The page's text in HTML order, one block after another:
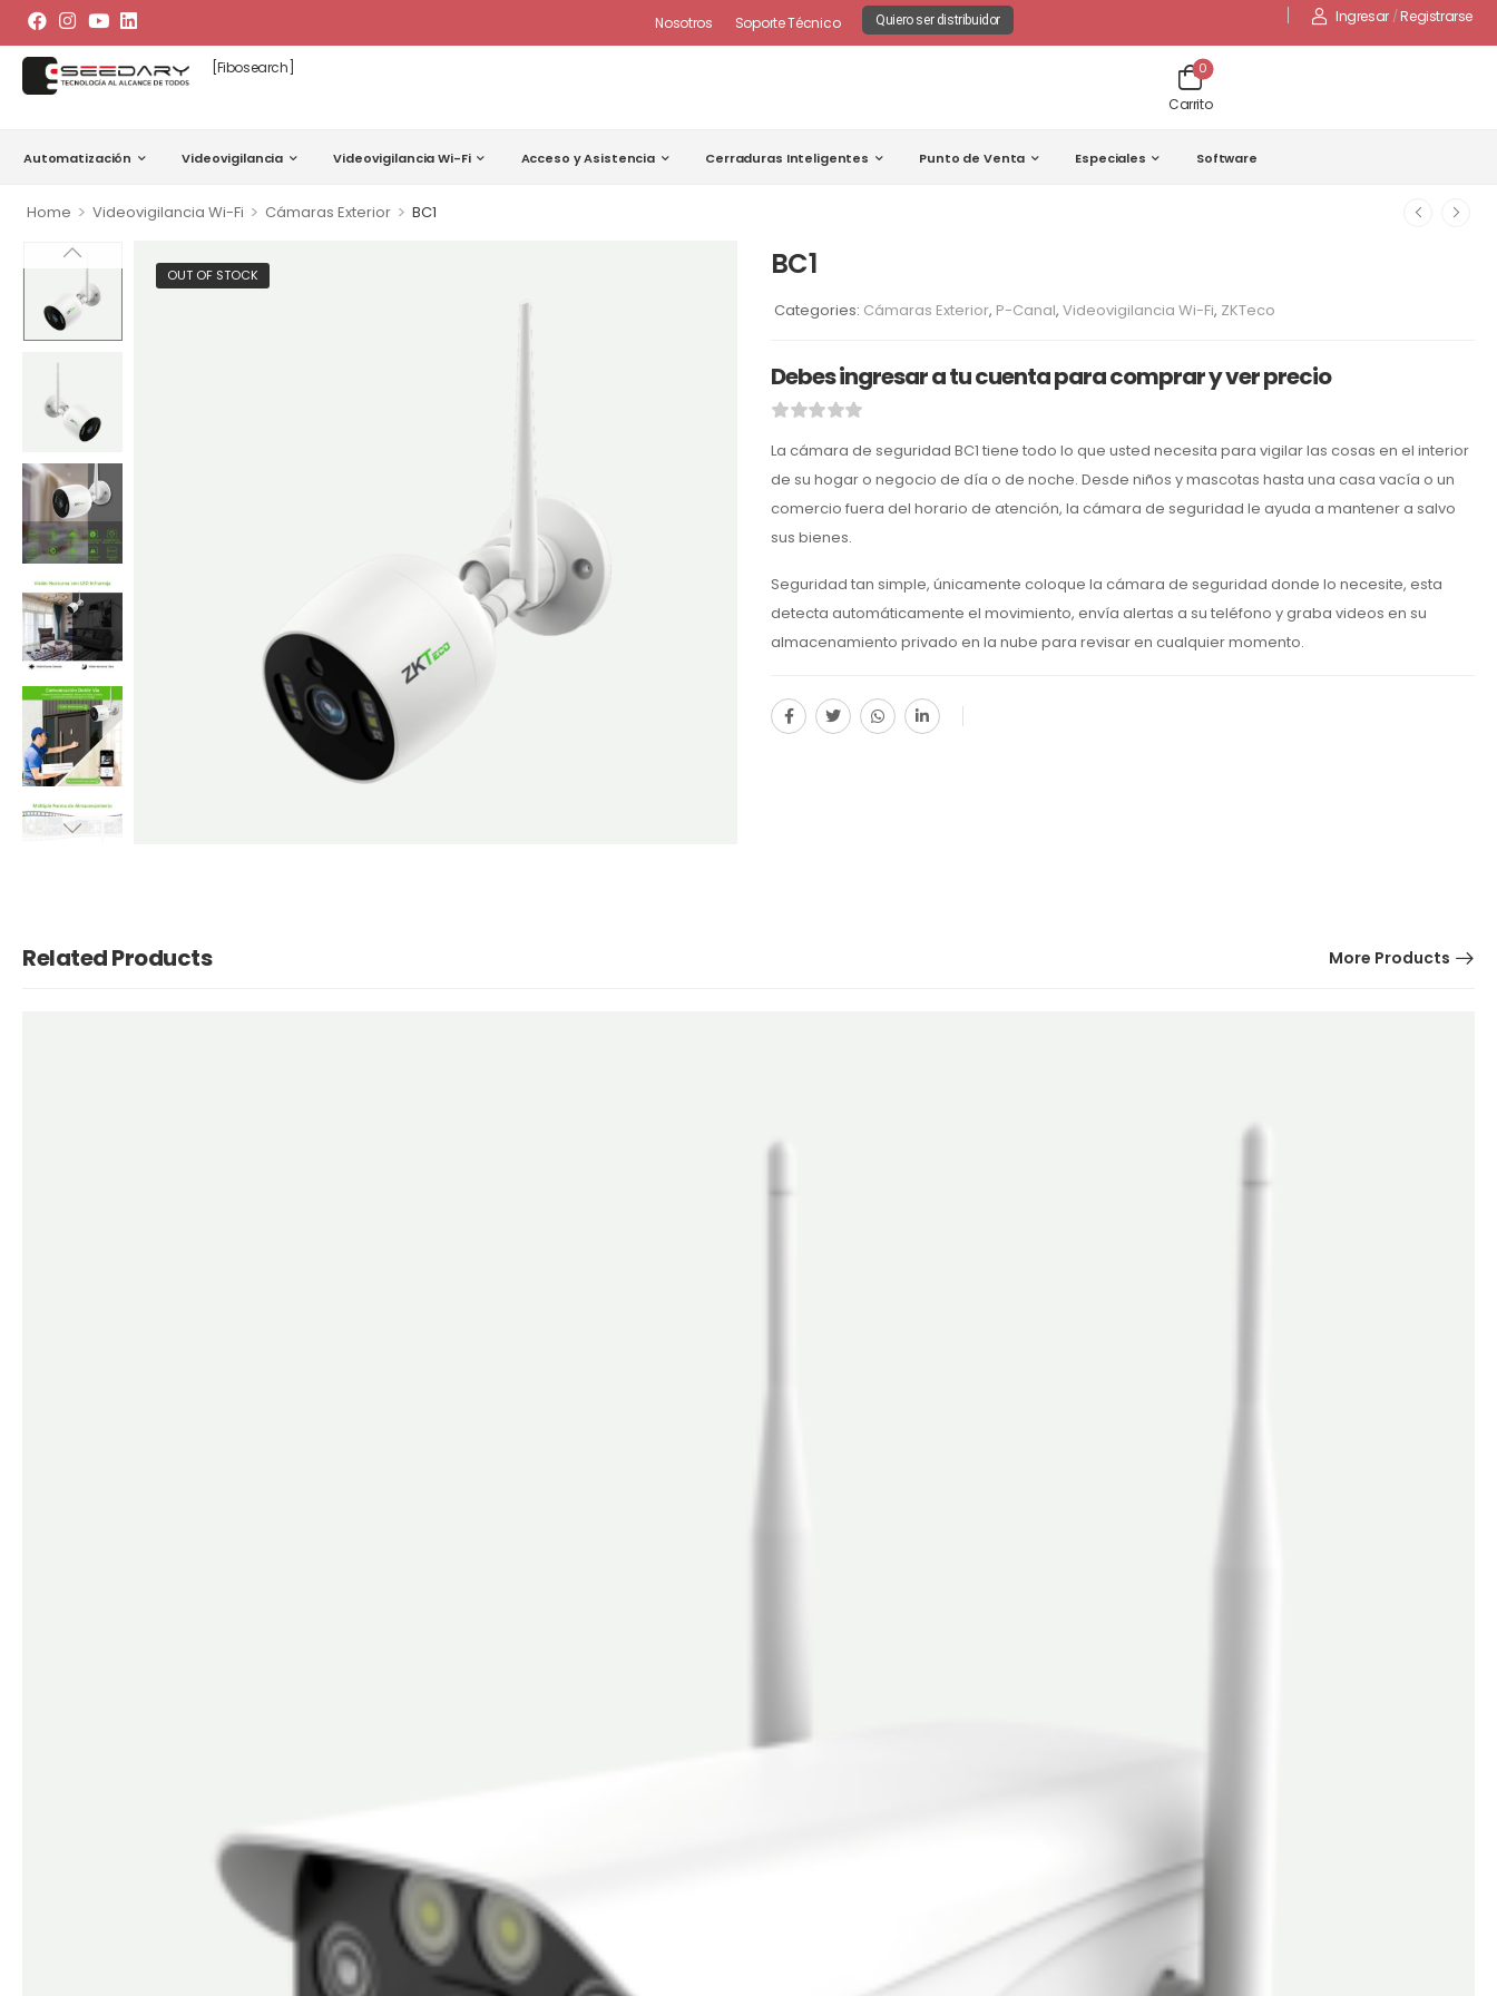
Nosotros Soporte Técnico Quiero ser distribuidor Ingresar /Registrarse
[fibosearch]
Carrito
0
Automatización Videovigilancia Videovigilancia Wi-Fi Acceso y Asistencia Cerraduras Inteligentes Punto de Venta Especiales Software
Home > Videovigilancia Wi-Fi > Cámaras Exterior > BC1
OUT OF STOCK BC1
Categories: Cámaras Exterior, P-Canal, Videovigilancia Wi-Fi, ZKTeco
Debes ingresar a tu cuenta para comprar y ver precio
La cámara de seguridad BC1 tiene todo lo que usted necesita para vigilar las cosas en el interior
de su hogar o negocio de día o de noche. Desde niños y mascotas hasta una casa vacía o un
comercio fuera del horario de atención, la cámara de seguridad le ayuda a mantener a salvo
sus bienes.
Seguridad tan simple, únicamente coloque la cámara de seguridad donde lo necesite, esta
detecta automáticamente el movimiento, envía alertas a su teléfono y graba videos en su
almacenamiento privado en la nube para revisar en cualquier momento.
Related Products More Products